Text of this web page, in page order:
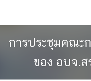
การประชุมคณะ
ของ อบจ.